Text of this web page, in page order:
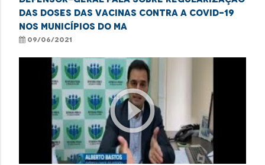
das doses das vacinas contra a covid-19
nos municípios do MA
09/06/2021
play_circle_outline